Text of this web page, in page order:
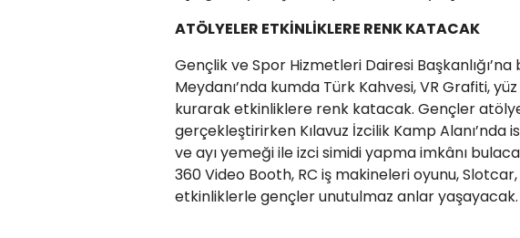
ATÖLYELER ETKİNLİKLERE RENK KATACAK
Gençlik ve Spor Hizmetleri Dairesi
Meydanı’nda kumda Türk Kahvesi, VR Grafiti,
kurarak etkinliklere renk katacak. Gençler
gerçekleştirirken Kılavuz İzcilik Kamp
ve ayı yemeği ile izci simidi yapma imkânı
360 Video Booth, RC iş makineleri oyunu,
etkinliklerle gençler unutulmaz anlar yaşayacak.